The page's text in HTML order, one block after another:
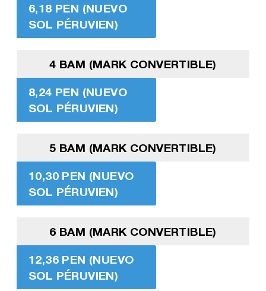
6,18 PEN (NUEVO
SOL PÉRUVIEN)
4 BAM (MARK CONVERTIBLE)
8,24 PEN (NUEVO
SOL PÉRUVIEN)
5 BAM (MARK CONVERTIBLE)
10,30 PEN (NUEVO
SOL PÉRUVIEN)
6 BAM (MARK CONVERTIBLE)
12,36 PEN (NUEVO
SOL PÉRUVIEN)